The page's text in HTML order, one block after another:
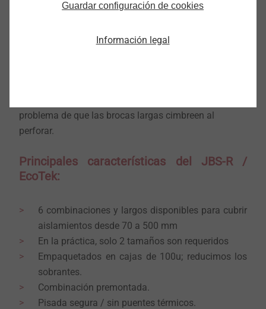
Puede utilizarse una broca percutora normal SDS o la
problema de que las brocas largas cimbreen al
perforar.
Principales características del JBS-R /
EcoTek:
6 combinaciones y largos disponibles para cubrir
aislamientos desde 70 a 500 mm
En la práctica, solo 2 tamaños son requeridos
Empaquetados en cajas de 100u; reducimos los
sobrantes.
Combinación premontada.
Pisada segura / sin puentes térmicos.
Guardar configuración de cookies
Información legal